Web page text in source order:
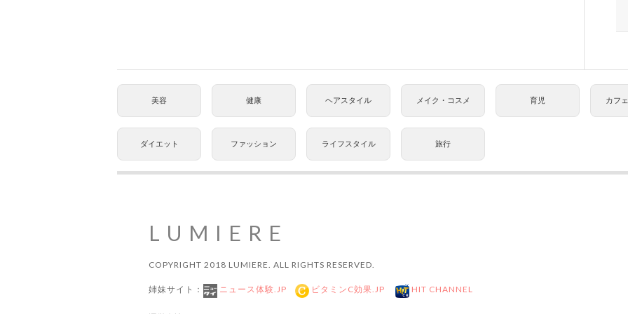
美容 健康 ヘアスタイル メイク・コスメ 育児 カフ
ダイエット ファッション ライフスタイル 旅行
LUMIERE
COPYRIGHT 2018 LUMIERE. ALL RIGHTS RESERVED.
姉妹サイト： ニュース体験.JP ビタミンC効果.JP HIT CHANNEL